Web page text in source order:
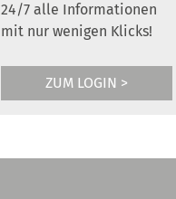
24/7 alle Informationen
mit nur wenigen Klicks!
ZUM LOGIN >